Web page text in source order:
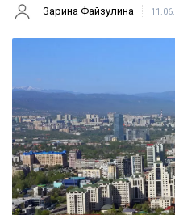
Зарина Файзулина